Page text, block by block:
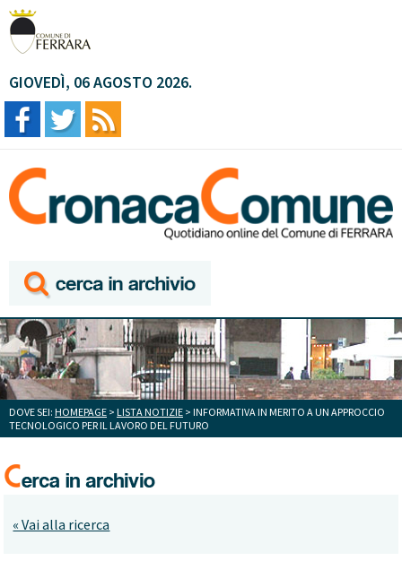
GIOVEDÌ, 06 AGOSTO 2026.
DOVE SEI: HOMEPAGE > LISTA NOTIZIE > INFORMATIVA IN MERITO A UN APPROCCIO
TECNOLOGICO PER IL LAVORO DEL FUTURO
« Vai alla ricerca